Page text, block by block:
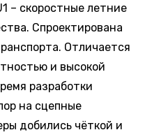
– скоростные летние
Спроектирована
Отличается
и высокой
разработки
на сцепные
добились чёткой и